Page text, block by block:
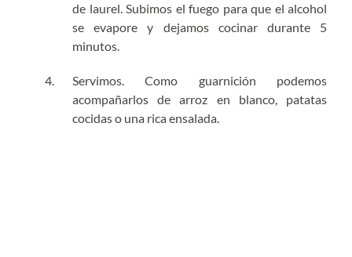
de laurel. Subimos el fuego para que el alcohol
se evapore y dejamos cocinar durante 5
minutos.
Servimos. Como guarnición podemos
acompañarlos de arroz en blanco, patatas
cocidas o una rica ensalada.